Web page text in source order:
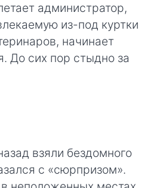
администратор,
из-под куртки
начинает
До сих пор стыдно за
взяли бездомного
с «сюрпризом».